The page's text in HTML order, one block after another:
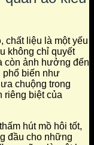
, chất liệu là một yếu
không chỉ quyết
còn ảnh hưởng đến
phổ biến như
chuộng trong
riêng biệt của
hút mồ hôi tốt,
đầu cho những